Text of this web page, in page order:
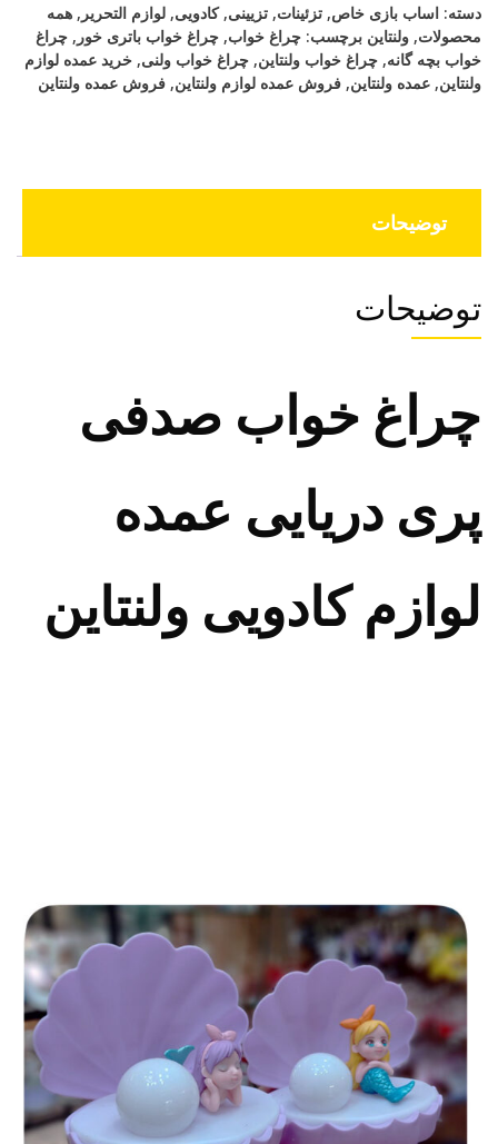
عدد
دسته: اساب بازی خاص, تزئینات, تزیینی,کادویی, لوازم التحریر , همه
محصولات, ولنتاین برچسب: چراغ خواب, چراغ خواب باتری خور , چراغ
خواب بچه گانه, چراغ خواب ولنتاین, چراغ خواب ولنی, خرید عمده لوازم
ولنتاین, عمده ولنتاین, فروش عمده لوازم ولنتاین, فروش عمده ولنتاین
توضیحات
توضیحات
چراغ خواب صدفی
پری دریایی عمده
لوازم کادویی ولنتاین